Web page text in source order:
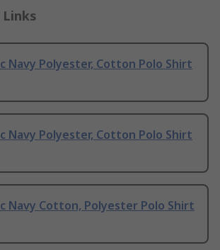
Navy Polyester, Cotton Polo Shirt
Navy Polyester, Cotton Polo Shirt
Navy Cotton, Polyester Polo Shirt